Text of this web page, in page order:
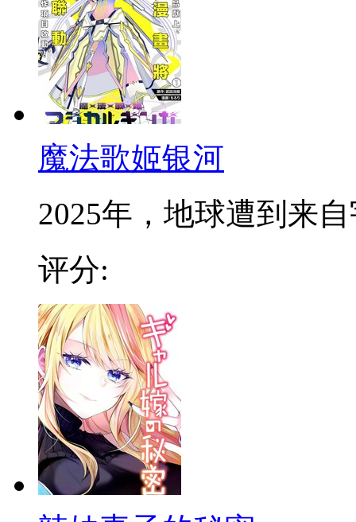
魔法歌姬银河
2025年，地球遭到来
评分: